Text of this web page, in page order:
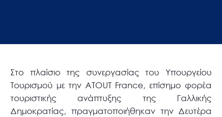
Στο πλαίσιο της συνεργασίας του Υπουργείου
Τουρισμού με την ATOUT France, επίσημο φορέα
τουριστικής ανάπτυξης της Γαλλικής
Δημοκρατίας, πραγματοποιήθηκαν την Δευτέρα